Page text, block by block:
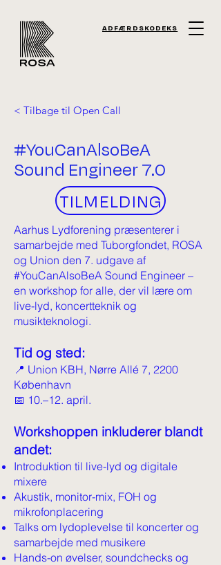
ADFÆRDSKODEKS
< Tilbage til Open Call
#YouCanAlsoBeA
Sound Engineer 7.0
TILMELDING
Aarhus Lydforening præsenterer i
samarbejde med Tuborgfondet, ROSA
og Union den 7. udgave af
#YouCanAlsoBeA Sound Engineer –
en workshop for alle, der vil lære om
live-lyd, koncertteknik og
musikteknologi.
Tid og sted:
📍 Union KBH, Nørre Allé 7, 2200
København
📅 10.–12. april.
Workshoppen inkluderer blandt
andet:
Introduktion til live-lyd og digitale
mixere
Akustik, monitor-mix, FOH og
mikrofonplacering
Talks om lydoplevelse til koncerter og
samarbejde med musikere
Hands-on øvelser, soundchecks og